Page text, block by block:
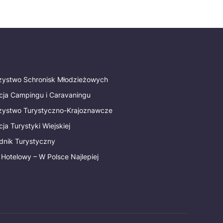
Schronisk Młodzieżowych
Campingu i Caravaningu
Turystyczno-Krajoznawcze
Turystyki Wiejskiej
Turystyczny
– W Polsce Najlepiej